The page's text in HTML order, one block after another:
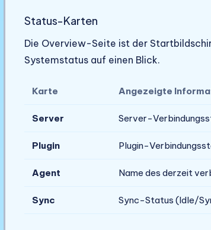
Status-Karten
Die Overview-Seite ist der
Systemstatus auf einen Blick.
Karte Angezeigte
Server Server-
Plugin Plugin-
Agent Name des derzeit
Sync Sync-Status (Idle/